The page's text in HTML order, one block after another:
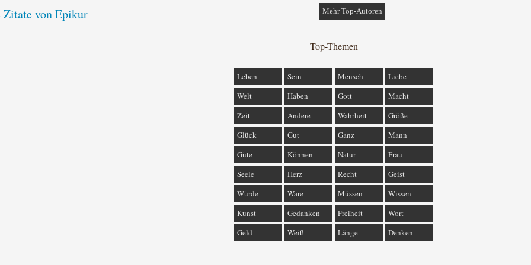
von Epikur Mehr Top-Autoren
Top-Themen
Leben Sein Mensch
Liebe
Welt
Haben Gott
Macht
Zeit
Andere Wahrheit
Größe
Glück
Gut Ganz
Mann
Güte
Können Natur
Frau
Seele
Herz Recht
Geist
Würde
Ware Müssen
Wissen
Kunst
Gedanken Freiheit
Wort
Geld
Weiß Länge Denken